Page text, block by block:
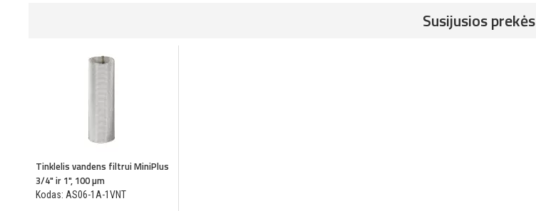
Susijusios prekės
Tinklelis vandens filtrui MiniPlus
3/4" ir 1", 100 µm
Kodas: AS06-1A-1VNT